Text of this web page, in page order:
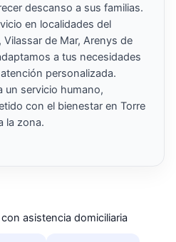
descanso a sus familias.
en localidades del
de Mar, Arenys de
a tus necesidades
personalizada.
un servicio humano,
con el bienestar en Torre
la zona.
asistencia domiciliaria